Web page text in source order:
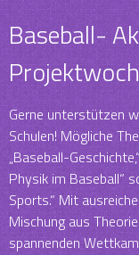
Baseball-
Gerne unterstützen
Schulen! Mögliche
„Baseball-
Physik im Baseball“
Sports.“ Mit
Mischung aus
spannenden